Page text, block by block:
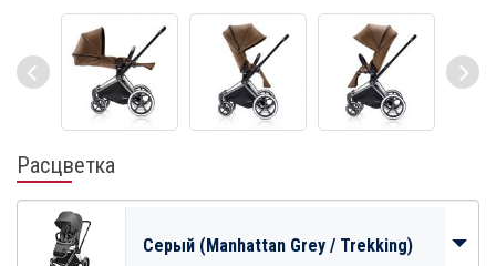
Расцветка
Серый (Manhattan Grey / Trekking)